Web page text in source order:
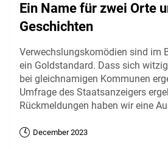
Ein Name für zwei Orte
Geschichten
Verwechslungskomödien sind im
ein Goldstandard. Dass sich
bei gleichnamigen Kommunen
Umfrage des Staatsanzeigers
Rückmeldungen haben wir eine
December 2023